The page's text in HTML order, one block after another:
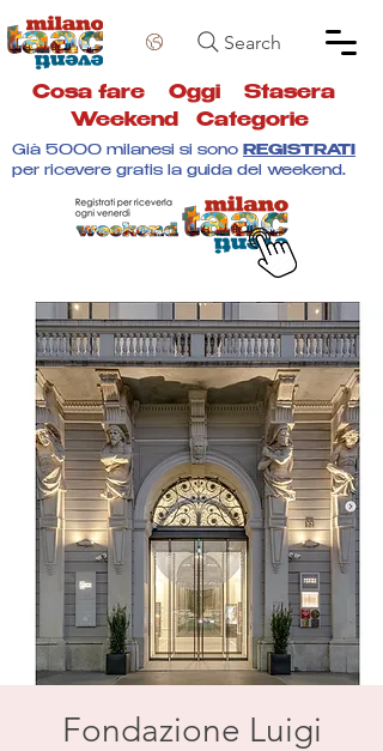
Search
Cosa fare Oggi Stasera
Weekend
Categorie
Già 5000 milanesi si sono REGISTRATI
per ricevere gratis la guida del weekend.
Fondazione Luigi